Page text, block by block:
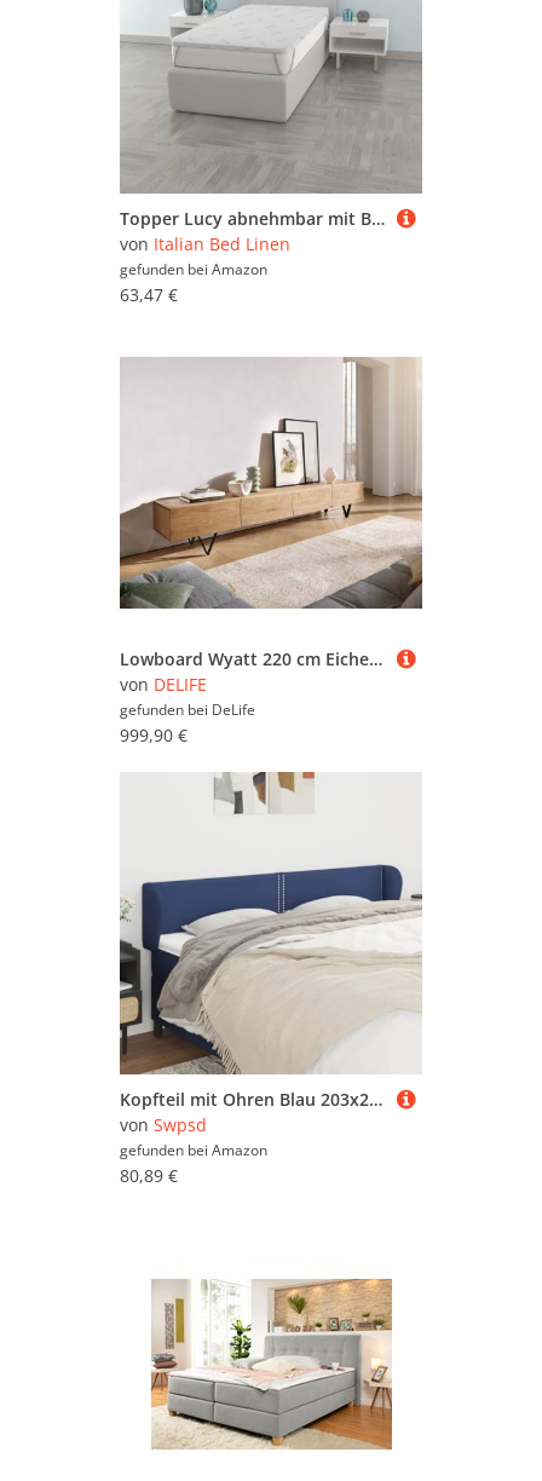
Topper Lucy abnehmbar mit Bezug Silver, 140x190cm
von Italian Bed Linen
gefunden bei Amazon
63,47 €
Lowboard Wyatt 220 cm Eiche Natur 4 Schübe V-Fuß Metall Schwarz
von DELIFE
gefunden bei DeLife
999,90 €
Kopfteil mit Ohren Blau 203x23x78/88 cm Stoff, Bett-Kopfteile Wand Kopfteil Betthaupt Bettzubehör Schlafzimmer3117032
von Swpsd
gefunden bei Amazon
80,89 €